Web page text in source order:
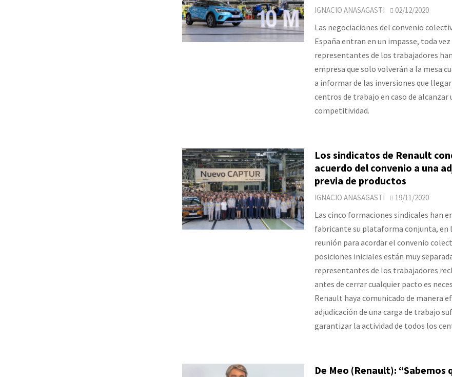
IGNACIO ANASAGASTI 02/12/2020
Las negociaciones del convenio
España entran en un impasse, toda vez
representantes de los trabajadores
empresa que solo volverán a la mesa
a informar de las inversiones que
centros de trabajo en caso de alcanzar
competitividad.
Los sindicatos de Renault
acuerdo del convenio a una
previa de productos
IGNACIO ANASAGASTI 19/11/2020
Las cinco formaciones sindicales han
fabricante su plataforma conjunta, en
reunión para acordar el convenio
posiciones iniciales están muy
representantes de los trabajadores
antes de cerrar cualquier pacto es
Renault haya comunicado de manera
adjudicación de una carga de trabajo
garantizar la actividad de todos los
De Meo (Renault): “Sabemos